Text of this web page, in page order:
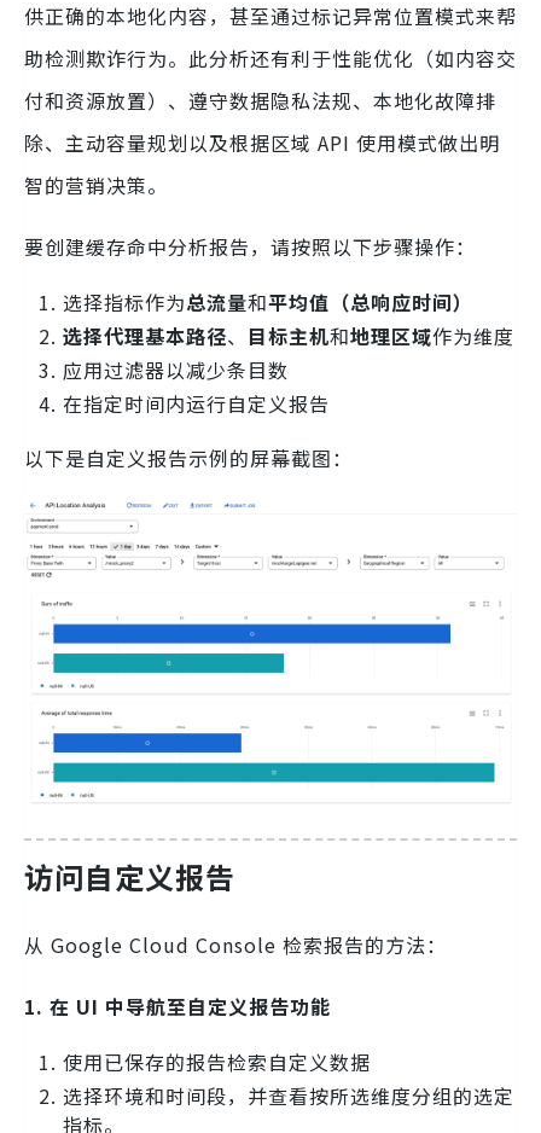
供正确的本地化内容，甚至通过标记异常位置模式来帮
助检测欺诈行为。此分析还有利于性能优化（如内容交
付和资源放置）、遵守数据隐私法规、本地化故障排
除、主动容量规划以及根据区域 API 使用模式做出明
智的营销决策。
要创建缓存命中分析报告，请按照以下步骤操作：
选择指标作为总流量和平均值（总响应时间）
选择代理基本路径、 目标主机和地理区域作为维度
应用过滤器以减少条目数
在指定时间内运行自定义报告
以下是自定义报告示例的屏幕截图：
访问自定义报告
从 Google Cloud Console 检索报告的方法：
1. 在 UI 中导航至自定义报告功能
使用已保存的报告检索自定义数据
选择环境和时间段，并查看按所选维度分组的选定
指标。